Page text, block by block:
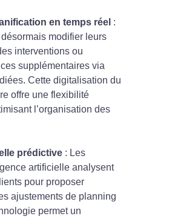
en temps réel :
modifier leurs
interventions ou
supplémentaires via
Cette digitalisation du
offre une flexibilité
l’organisation des
prédictive : Les
artificielle analysent
pour proposer
ajustements de planning
permet un